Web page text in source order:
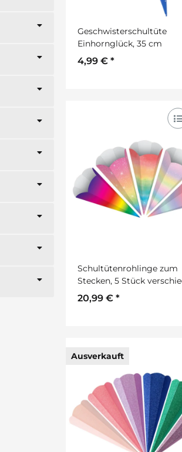
Geschwisterschultüte
Einhornglück, 35 cm
4,99 € *
Schultütenrohlinge zum
Stecken, 5 Stück
sortiert
20,99 € *
Ausverkauft